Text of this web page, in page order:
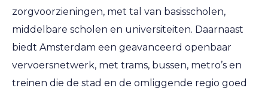
zorgvoorzieningen, met tal van basisscholen,
middelbare scholen en universiteiten. Daarnaast
biedt Amsterdam een geavanceerd openbaar
vervoersnetwerk, met trams, bussen, metro’s en
treinen die de stad en de omliggende regio goed